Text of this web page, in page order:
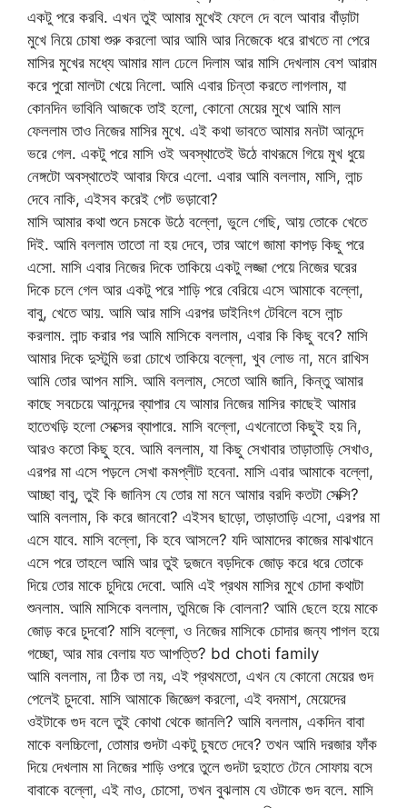
একটু পরে করবি. এখন তুই আমার মুখেই ফেলে দে বলে আবার বাঁড়াটা
মুখে নিয়ে চোষা শুরু করলো আর আমি আর নিজেকে ধরে রাখতে না পেরে
মাসির মুখের মধ্যে আমার মাল ঢেলে দিলাম আর মাসি দেখলাম বেশ আরাম
করে পুরো মালটা খেয়ে নিলো. আমি এবার চিন্তা করতে লাগলাম, যা
কোনদিন ভাবিনি আজকে তাই হলো, কোনো মেয়ের মুখে আমি মাল
ফেললাম তাও নিজের মাসির মুখে. এই কথা ভাবতে আমার মনটা আনন্দে
ভরে গেল. একটু পরে মাসি ওই অবস্থাতেই উঠে বাথরূমে গিয়ে মুখ ধুয়ে
নেঙ্গটো অবস্থাতেই আবার ফিরে এলো. এবার আমি বললাম, মাসি, লান্চ
দেবে নাকি, এইসব করেই পেট ভড়াবো?
মাসি আমার কথা শুনে চমকে উঠে বল্লো, ভুলে গেছি, আয় তোকে খেতে
দিই. আমি বললাম তাতো না হয় দেবে, তার আগে জামা কাপড় কিছু পরে
এসো. মাসি এবার নিজের দিকে তাকিয়ে একটু লজ্জা পেয়ে নিজের ঘরের
দিকে চলে গেল আর একটু পরে শাড়ি পরে বেরিয়ে এসে আমাকে বল্লো,
বাবু, খেতে আয়. আমি আর মাসি এরপর ডাইনিংগ টেবিলে বসে লান্চ
করলাম. লান্চ করার পর আমি মাসিকে বললাম, এবার কি কিছু ববে? মাসি
আমার দিকে দুস্টুমি ভরা চোখে তাকিয়ে বল্লো, খুব লোভ না, মনে রাখিস
আমি তোর আপন মাসি. আমি বললাম, সেতো আমি জানি, কিন্তু আমার
কাছে সবচেয়ে আনন্দের ব্যাপার যে আমার নিজের মাসির কাছেই আমার
হাতেখড়ি হলো সেক্সের ব্যাপারে. মাসি বল্লো, এখনোতো কিছুই হয় নি,
আরও কতো কিছু হবে. আমি বললাম, যা কিছু সেখাবার তাড়াতাড়ি সেখাও,
এরপর মা এসে পড়লে সেখা কমপ্লীট হবেনা. মাসি এবার আমাকে বল্লো,
আচ্ছা বাবু, তুই কি জানিস যে তোর মা মনে আমার বরদি কতটা সেক্সি?
আমি বললাম, কি করে জানবো? এইসব ছাড়ো, তাড়াতাড়ি এসো, এরপর মা
এসে যাবে. মাসি বল্লো, কি হবে আসলে? যদি আমাদের কাজের মাঝখানে
এসে পরে তাহলে আমি আর তুই দুজনে বড়দিকে জোড় করে ধরে তোকে
দিয়ে তোর মাকে চুদিয়ে দেবো. আমি এই প্রথম মাসির মুখে চোদা কথাটা
শুনলাম. আমি মাসিকে বললাম, তুমিজে কি বোলনা? আমি ছেলে হয়ে মাকে
জোড় করে চুদবো? মাসি বল্লো, ও নিজের মাসিকে চোদার জন্য পাগল হয়ে
গচ্ছো, আর মার বেলায় যত আপত্তি? bd choti family
আমি বললাম, না ঠিক তা নয়, এই প্রথমতো, এখন যে কোনো মেয়ের গুদ
পেলেই চুদবো. মাসি আমাকে জিজ্ঞেগ করলো, এই বদমাশ, মেয়েদের
ওইটাকে গুদ বলে তুই কোথা থেকে জানলি? আমি বললাম, একদিন বাবা
মাকে বলচ্চিলো, তোমার গুদটা একটু চুষতে দেবে? তখন আমি দরজার ফাঁক
দিয়ে দেখলাম মা নিজের শাড়ি ওপরে তুলে গুদটা দুহাতে টেনে সোফায় বসে
বাবাকে বল্লো, এই নাও, চোসো, তখন বুঝলাম যে ওটাকে গুদ বলে. মাসি